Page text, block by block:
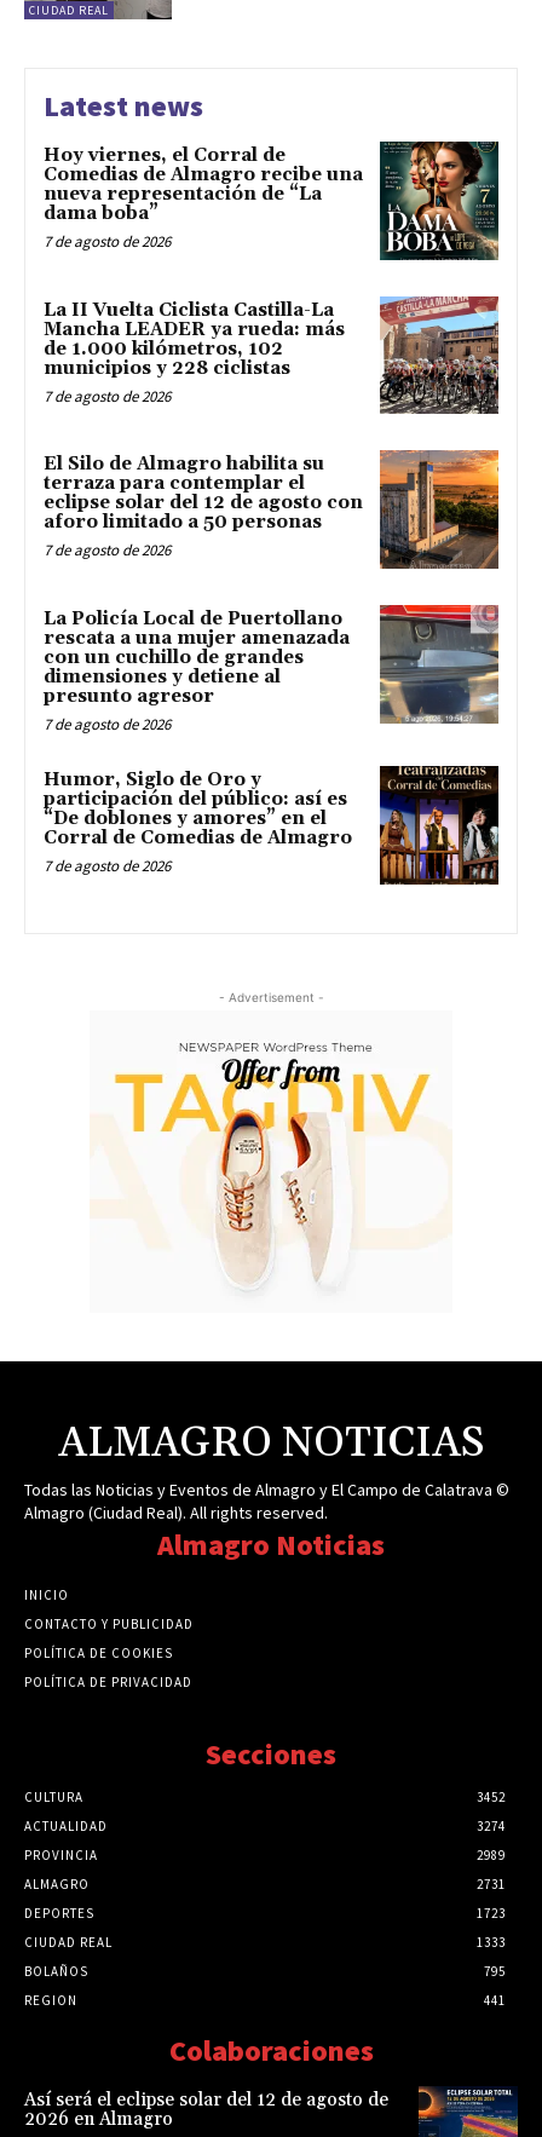
CIUDAD REAL
Latest news
Hoy viernes, el Corral de
Comedias de Almagro recibe una
nueva representación de “La
dama boba”
7 de agosto de 2026
La II Vuelta Ciclista Castilla-La
Mancha LEADER ya rueda: más
de 1.000 kilómetros, 102
municipios y 228 ciclistas
7 de agosto de 2026
El Silo de Almagro habilita su
terraza para contemplar el
eclipse solar del 12 de agosto con
aforo limitado a 50 personas
7 de agosto de 2026
La Policía Local de Puertollano
rescata a una mujer amenazada
con un cuchillo de grandes
dimensiones y detiene al
presunto agresor
7 de agosto de 2026
Humor, Siglo de Oro y
participación del público: así es
“De doblones y amores” en el
Corral de Comedias de Almagro
7 de agosto de 2026
- Advertisement -
ALMAGRO NOTICIAS
Todas las Noticias y Eventos de Almagro y El Campo de Calatrava ©
Almagro (Ciudad Real). All rights reserved.
Almagro Noticias
INICIO
CONTACTO Y PUBLICIDAD
POLÍTICA DE COOKIES
POLÍTICA DE PRIVACIDAD
Secciones
CULTURA
3452
ACTUALIDAD
3274
PROVINCIA
2989
ALMAGRO
2731
DEPORTES
1723
CIUDAD REAL
1333
BOLAÑOS
795
REGION
441
Colaboraciones
Así será el eclipse solar del 12 de agosto de
2026 en Almagro